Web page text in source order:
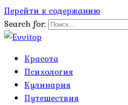
Перейти к содержанию
Search for:
Красота
Психология
Кулинария
Путешествия